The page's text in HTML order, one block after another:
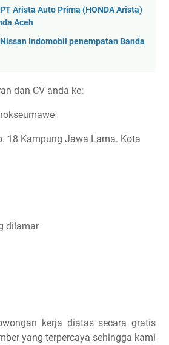
Arista Auto Prima (HONDA Arista)
Aceh
Indomobil penempatan Banda
dan CV anda ke:
18 Kampung Jawa Lama. Kota
dilamar
kerja diatas secara gratis
yang terpercaya sehingga kami